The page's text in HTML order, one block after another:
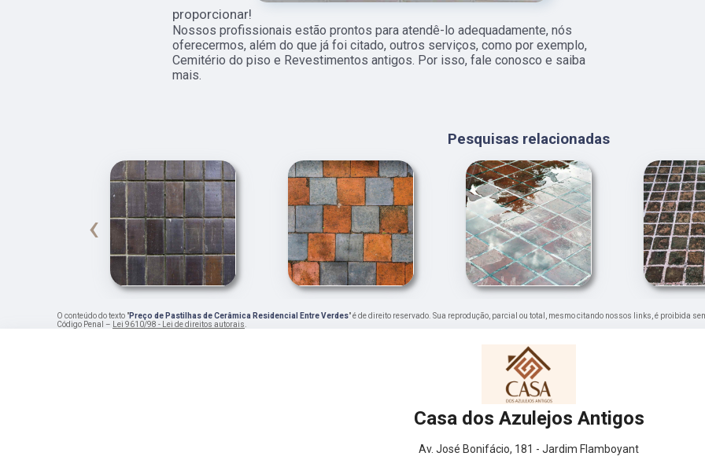
proporcionar!
Nossos profissionais estão prontos para atendê-lo adequadamente, nós
oferecermos, além do que já foi citado, outros serviços, como por exemplo,
Cemitério do piso e Revestimentos antigos. Por isso, fale conosco e saiba
mais.
Pesquisas relacionadas
‹
O conteúdo do texto "Preço de Pastilhas de Cerâmica Residencial Entre Verdes" é de direito reservado. Sua reprodução, parcial ou total, mesmo citando nossos links, é proibida
Código Penal – Lei 9610/98 - Lei de direitos autorais.
Casa dos Azulejos Antigos
Av. José Bonifácio, 181 - Jardim Flamboyant